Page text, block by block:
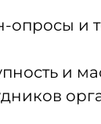
опросы и
и